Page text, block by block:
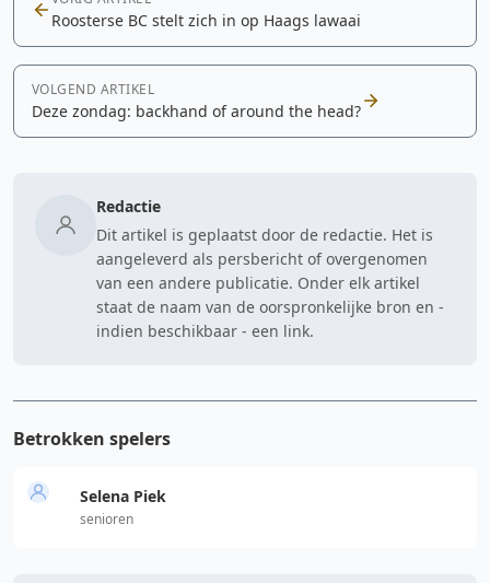
Roosterse BC stelt zich in op Haags lawaai
VOLGEND ARTIKEL
Deze zondag: backhand of around the head?
Redactie
Dit artikel is geplaatst door de redactie. Het is
aangeleverd als persbericht of overgenomen
van een andere publicatie. Onder elk artikel
staat de naam van de oorspronkelijke bron en -
indien beschikbaar - een link.
Betrokken spelers
Selena Piek
senioren